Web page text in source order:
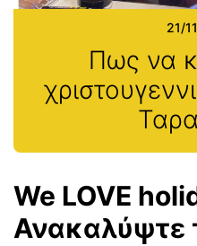
21/
Πως να
We LOVE
Ανακαλύψτε